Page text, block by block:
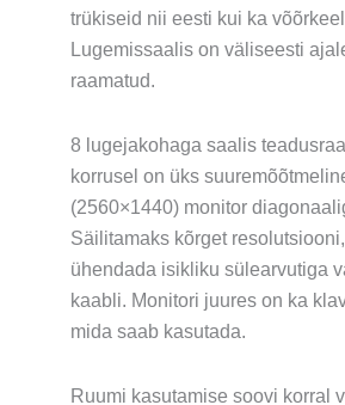
trükiseid nii eesti kui ka
Lugemissaalis on väliseesti
raamatud.
8 lugejakohaga saalis
korrusel on üks
(2560×1440) monitor
Säilitamaks kõrget
ühendada isikliku sülearvutiga
kaabli. Monitori juures on ka
mida saab kasutada.
Ruumi kasutamise soovi korral